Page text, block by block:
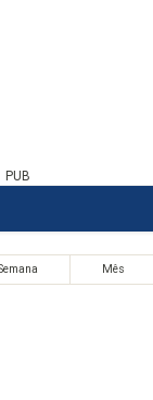
PUB
Mês